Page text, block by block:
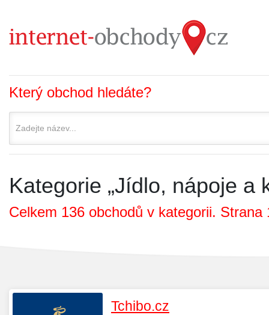
Který obchod hledáte?
Kategorie „Jídlo, nápoje a
Celkem 136 obchodů v kategorii. Strana
Tchibo.cz